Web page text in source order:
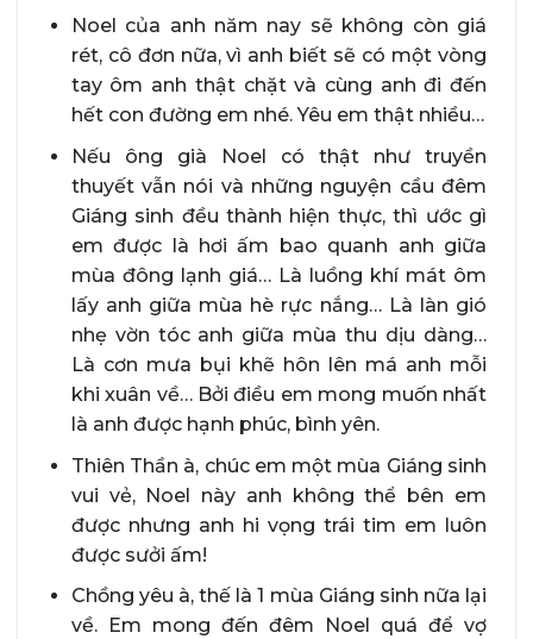
Noel của anh năm nay sẽ không còn giá
rét, cô đơn nữa, vì anh biết sẽ có một vòng
tay ôm anh thật chặt và cùng anh đi đến
hết con đường em nhé. Yêu em thật nhiều…
Nếu ông già Noel có thật như truyền
thuyết vẫn nói và những nguyện cầu đêm
Giáng sinh đều thành hiện thực, thì ước gì
em được là hơi ấm bao quanh anh giữa
mùa đông lạnh giá… Là luồng khí mát ôm
lấy anh giữa mùa hè rực nắng… Là làn gió
nhẹ vờn tóc anh giữa mùa thu dịu dàng…
Là cơn mưa bụi khẽ hôn lên má anh mỗi
khi xuân về… Bởi điều em mong muốn nhất
là anh được hạnh phúc, bình yên.
Thiên Thần à, chúc em một mùa Giáng sinh
vui vẻ, Noel này anh không thể bên em
được nhưng anh hi vọng trái tim em luôn
được sưởi ấm!
Chồng yêu à, thế là 1 mùa Giáng sinh nữa lại
về. Em mong đến đêm Noel quá để vợ